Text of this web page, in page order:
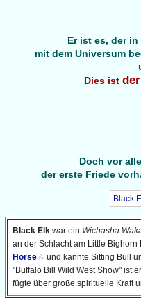
Er ist es, der
mit dem Universum
Dies ist
Doch vor
der erste Friede
Black
Black Elkwar ein Wichasha
an der Schlacht am Little
Horse
und kannte Sitting Bull
"Buffalo Bill Wild West Show" ist
fügte über große spirituelle Kraft